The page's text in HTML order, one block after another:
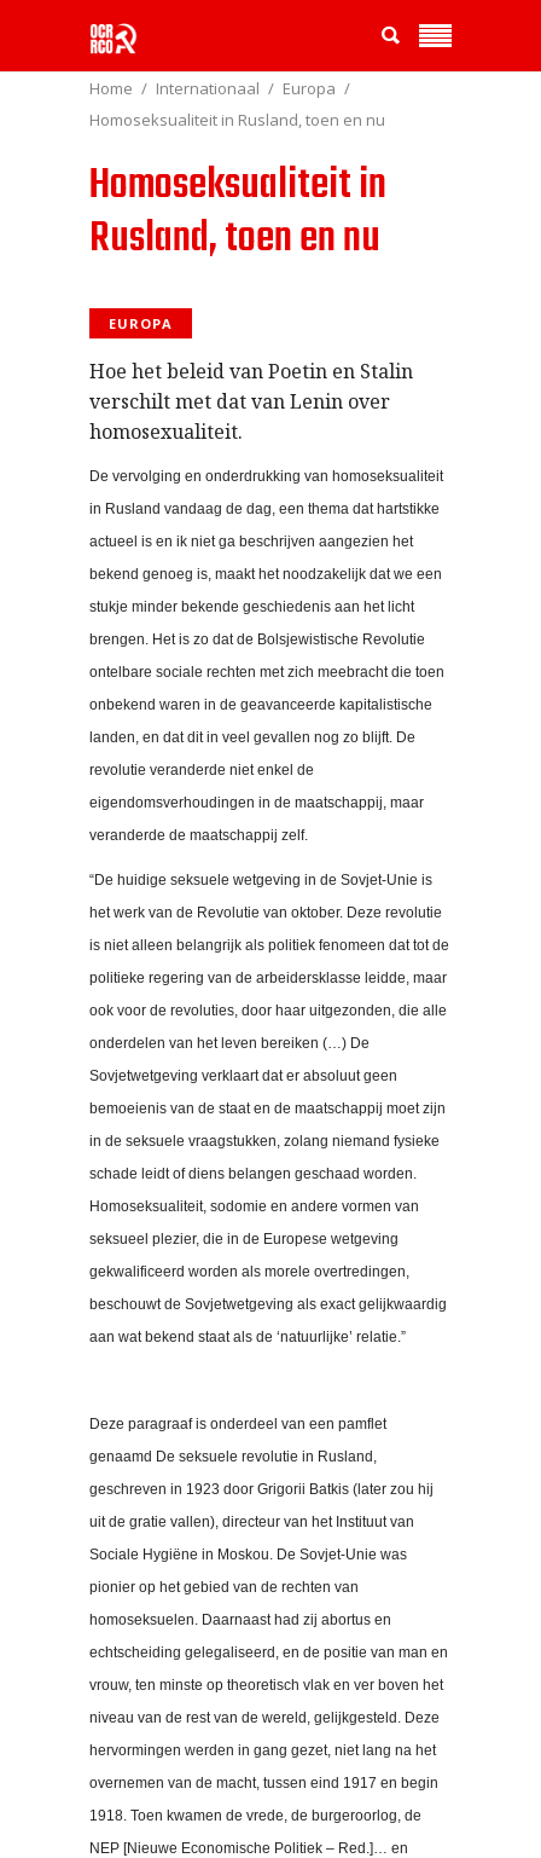
Home Internationaal
Europa
Homoseksualiteit in Rusland, toen en nu
Homoseksualiteit in
Rusland, toen en nu
EUROPA
Hoe het beleid van Poetin en Stalin
verschilt met dat van Lenin over
homosexualiteit.
De vervolging en onderdrukking van homoseksualiteit
in Rusland vandaag de dag, een thema dat hartstikke
actueel is en ik niet ga beschrijven aangezien het
bekend genoeg is, maakt het noodzakelijk dat we een
stukje minder bekende geschiedenis aan het licht
brengen. Het is zo dat de Bolsjewistische Revolutie
ontelbare sociale rechten met zich meebracht die toen
onbekend waren in de geavanceerde kapitalistische
landen, en dat dit in veel gevallen nog zo blijft. De
revolutie veranderde niet enkel de
eigendomsverhoudingen in de maatschappij, maar
veranderde de maatschappij zelf.
“De huidige seksuele wetgeving in de Sovjet-Unie is
het werk van de Revolutie van oktober. Deze revolutie
is niet alleen belangrijk als politiek fenomeen dat tot de
politieke regering van de arbeidersklasse leidde, maar
ook voor de revoluties, door haar uitgezonden, die alle
onderdelen van het leven bereiken (…) De
Sovjetwetgeving verklaart dat er absoluut geen
bemoeienis van de staat en de maatschappij moet zijn
in de seksuele vraagstukken, zolang niemand fysieke
schade leidt of diens belangen geschaad worden.
Homoseksualiteit, sodomie en andere vormen van
seksueel plezier, die in de Europese wetgeving
gekwalificeerd worden als morele overtredingen,
beschouwt de Sovjetwetgeving als exact gelijkwaardig
aan wat bekend staat als de ‘natuurlijke’ relatie.”
Deze paragraaf is onderdeel van een pamflet
genaamd De seksuele revolutie in Rusland,
geschreven in 1923 door Grigorii Batkis (later zou hij
uit de gratie vallen), directeur van het Instituut van
Sociale Hygiëne in Moskou. De Sovjet-Unie was
pionier op het gebied van de rechten van
homoseksuelen. Daarnaast had zij abortus en
echtscheiding gelegaliseerd, en de positie van man en
vrouw, ten minste op theoretisch vlak en ver boven het
niveau van de rest van de wereld, gelijkgesteld. Deze
hervormingen werden in gang gezet, niet lang na het
overnemen van de macht, tussen eind 1917 en begin
1918. Toen kwamen de vrede, de burgeroorlog, de
NEP [Nieuwe Economische Politiek – Red.]… en